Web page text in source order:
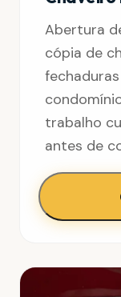
Abertura
cópia de
trabalho
antes de